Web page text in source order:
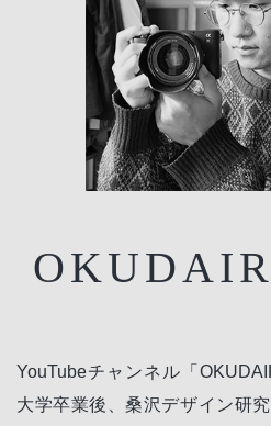
YouTubeチャンネル「
大学卒業後、桑沢デザイン研